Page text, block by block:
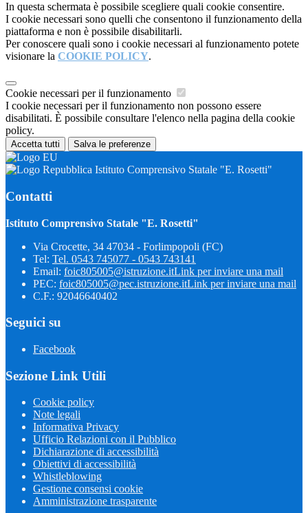
In questa schermata è possibile scegliere quali cookie consentire.
I cookie necessari sono quelli che consentono il funzionamento della
piattaforma e non è possibile disabilitarli.
Per conoscere quali sono i cookie necessari al funzionamento potete
visionare la COOKIE POLICY.
Cookie necessari per il funzionamento
I cookie necessari per il funzionamento non possono essere
disabilitati. È possibile consultare l'elenco nella pagina della cookie
policy.
Accetta tutti Salva le preferenze
Istituto Comprensivo Statale "E. Rosetti"
Contatti
Istituto Comprensivo Statale "E. Rosetti"
Via Crocette, 34 47034 - Forlimpopoli (FC)
Tel: Tel. 0543 745077 - 0543 743141
Email: foic805005@istruzione.itLink per inviare una mail
PEC: foic805005@pec.istruzione.itLink per inviare una mail
C.F.: 92046640402
Seguici su
Facebook
Sezione Link Utili
Cookie policy
Note legali
Informativa Privacy
Ufficio Relazioni con il Pubblico
Dichiarazione di accessibilità
Obiettivi di accessibilità
Whistleblowing
Gestione consensi cookie
Amministrazione trasparente